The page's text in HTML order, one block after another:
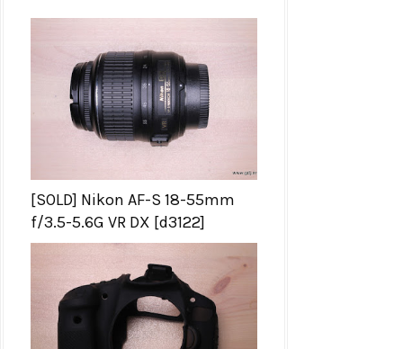
[SOLD] Nikon AF-S 18-55mm
f/3.5-5.6G VR DX [d3122]